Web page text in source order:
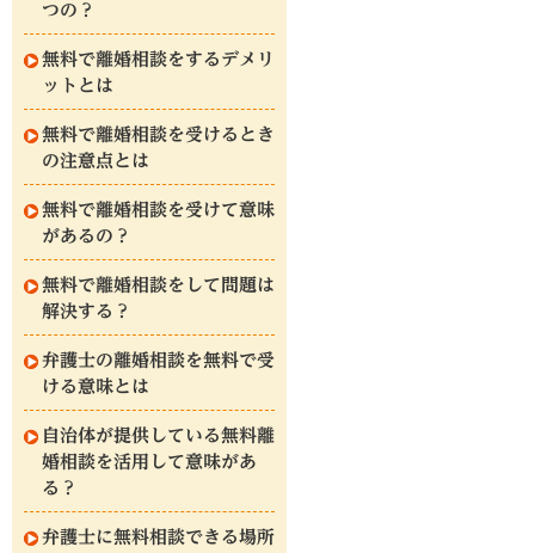
つの？
無料で離婚相談をするデメリ
ットとは
無料で離婚相談を受けるとき
の注意点とは
無料で離婚相談を受けて意味
があるの？
無料で離婚相談をして問題は
解決する？
弁護士の離婚相談を無料で受
ける意味とは
自治体が提供している無料離
婚相談を活用して意味があ
る？
弁護士に無料相談できる場所